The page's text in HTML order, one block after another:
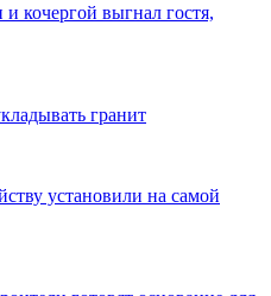
кочергой выгнал гостя,
гранит
установили на самой